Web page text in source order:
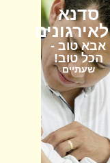
סדנא
לאירגונים
אבא טוב -
הכל טוב!
שעתיים